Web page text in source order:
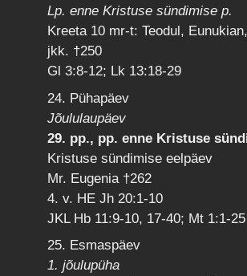
Lp. enne Kristuse sündimise p.
Kreeta 10 mr-t: Teodul,
jkk. †250
Gl 3:8-12; Lk 13:18-29
24. Pühapäev
Jõululaupäev
29. pp., pp. enne Kristuse
Kristuse sündimise eelpäev
Mr. Eugenia †262
4. v. HE Jh 20:1-10
JKL Hb 11:9-10, 17-40; Mt 1:1-25
25. Esmaspäev
1. jõulupüha